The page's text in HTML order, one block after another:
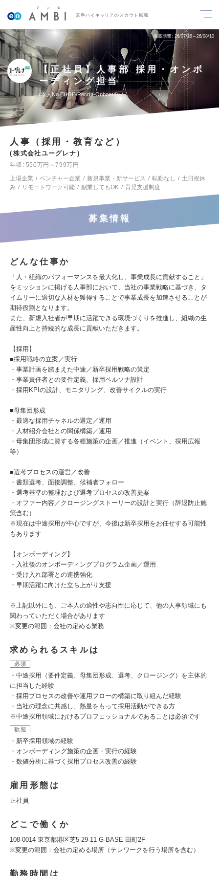
若手ハイキャリアのスカウト転職
掲載期間 26/07/28～26/08/10
【正社員】人事部 採用・オンボ
ーディング担当
求人No.EUGE-Recrut-Onboard
人事（採用・教育など）
株式会社ユーグレナ
年収
550万円～799万円
上場企業
ベンチャー企業 新規事業・新サービス 転勤なし
土日祝休
み
リモートワーク可能 副業してもOK 育児支援制度
募集情報
どんな仕事か
「人・組織のパフォーマンスを最大化し、事業成長に貢献すること」
をミッションに掲げる人事部において、当社の事業戦略に基づき、タ
イムリーに適切な人材を獲得することで事業成長を加速させることが
期待役割となります。
また、新規入社者が早期に活躍できる環境づくりを推進し、組織の生
産性向上と持続的な成長に貢献いただきます。
【採用】
■採用戦略の立案／実行
・事業計画を踏まえた中途／新卒採用戦略の策定
・事業責任者との要件定義、採用ペルソナ設計
・採用KPIの設計、モニタリング、改善サイクルの実行
■母集団形成
・最適な採用チャネルの選定／運用
・人材紹介会社との関係構築／運用
・母集団形成に資する各種施策の企画／推進（イベント、採用広報
等）
■選考プロセスの運営／改善
・書類選考、面接調整、候補者フォロー
・選考基準の整理および選考プロセスの改善提案
・オファー内容／クロージングストーリーの設計と実行（辞退防止施
策含む）
※現在は中途採用が中心ですが、今後は新卒採用をお任せする可能性
もあります
【オンボーディング】
・入社後のオンボーディングプログラム企画／運用
・受け入れ部署との連携強化
・早期活躍に向けた立ち上がり支援
※上記以外にも、ご本人の適性や志向性に応じて、他の人事領域にも
関わっていただく場合があります
※変更の範囲：会社の定める業務
求められるスキルは
必須
・中途採用（要件定義、母集団形成、選考、クロージング）を主体的
に担当した経験
・採用プロセスの改善や運用フローの構築に取り組んだ経験
・当社の理念に共感し、熱量をもって採用活動ができる方
※中途採用領域におけるプロフェッショナルであることは必須です
歓迎
・新卒採用領域の経験
・オンボーディング施策の企画・実行の経験
・数値分析に基づく採用プロセス改善の経験
雇用形態は
正社員
どこで働くか
108-0014 東京都港区芝5-29-11 G-BASE 田町2F
※変更の範囲：会社の定める場所（テレワークを行う場所を含む）
勤務時間は